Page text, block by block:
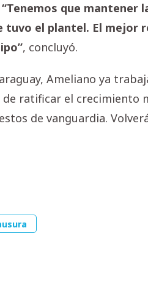
“Tenemos que mantener
el plantel. El mejor
, concluyó.
Ameliano ya
ratificar el crecimiento
de vanguardia.